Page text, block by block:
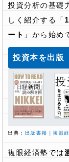
投資分析の基礎
しく紹介する「
ート 」から始め
投資本を出版
出典： 出版書籍｜複眼
複眼経済塾では